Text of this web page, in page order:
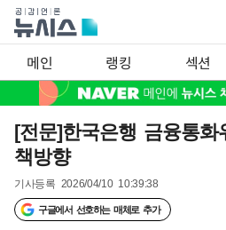
메인 랭킹 섹션
[전문]한국은행 금융통
책방향
기사등록 2026/04/10 10:39:38
구글에서 선호하는 매체로 추가